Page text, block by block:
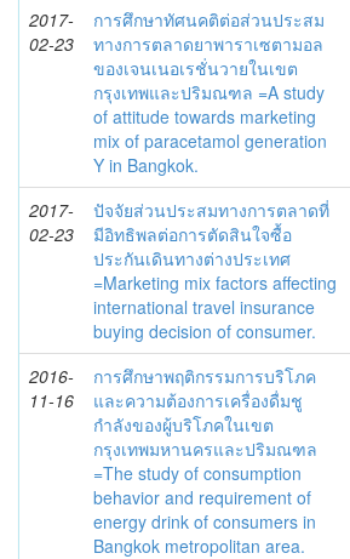
2017-
02-23
การศึกษาทัศนคติต่อส่วนประสม
ทางการตลาดยาพาราเซตามอล
ของเจนเนอเรชั่นวายในเขต
กรุงเทพและปริมณฑล =A study
of attitude towards marketing
mix of paracetamol generation
Y in Bangkok.
2017-
02-23
ปัจจัยส่วนประสมทางการตลาดที่
มีอิทธิพลต่อการตัดสินใจซื้อ
ประกันเดินทางต่างประเทศ
=Marketing mix factors affecting
international travel insurance
buying decision of consumer.
2016-
11-16
การศึกษาพฤติกรรมการบริโภค
และความต้องการเครื่องดื่มชู
กำลังของผู้บริโภคในเขต
กรุงเทพมหานครและปริมณฑล
=The study of consumption
behavior and requirement of
energy drink of consumers in
Bangkok metropolitan area.